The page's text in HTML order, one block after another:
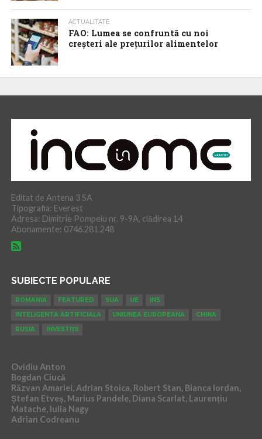
ACTUALITATE
FAO: Lumea se confruntă cu noi
creșteri ale prețurilor alimentelor
Editat de Antena 3 SA
Tipografia: Everest
Adresa: Dimitrie Pompeiu nr. 9-9A, clădirea 14
Abonamente: 0746.281.248
SUBIECTE POPULARE
ROMANIA FEATURED SUA UE
INS
INTELIGENTA ARTIFICIALA
UNIUNEA EUROPEANA
CHINA
RUSIA
INVESTIȚII
Ovidiu Anton
Bogdan Ciucă
Răzvan Amariei, Adrian Stoica, Robert Stan, Bianca Iordan,
Ștefan Etveș, Marius Pandele, Diana Scarlat, Laurențiu
Matache, Iulia Nagy
Adrian Codreanu